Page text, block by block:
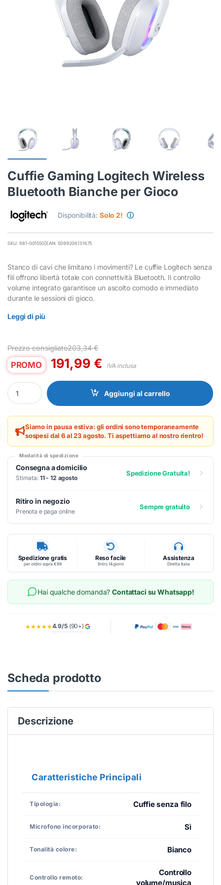
Cuffie Gaming Logitech Wireless
Bluetooth Bianche per Gioco
Disponibilità: Solo 2! ⓘ
SKU: 981-001550| EAN: 5099206131675
Stanco di cavi che limitano i movimenti? Le cuffie Logitech senza
fili offrono libertà totale con connettività Bluetooth. Il controllo
volume integrato garantisce un ascolto comodo e immediato
durante le sessioni di gioco.
Leggi di più
Prezzo consigliato203,34€
PROMO 191,99 € IVA inclusa
Cuffie Gaming Logitech Wireless Bluetooth Bianche per Gioco
Aggiungi al carrello
Siamo in pausa estiva: gli ordini sono temporaneamente
sospesi dal 6 al 23 agosto. Ti aspettiamo al nostro rientro!
Modalità di spedizione
Consegna a domicilio
Stimata: 11 - 12 agosto
Spedizione Gratuita!
Ritiro in negozio
Prenota e paga online
Sempre gratuito
Spedizione gratis
per ordini sopra €99
Reso facile
Entro 14 giorni
Assistenza
Diretta Italia
Hai qualche domanda?Contattaci su Whatsapp!
★★★★★4.9/5(90+)
Scheda prodotto
Descrizione
Caratteristiche Principali
Tipologia: Cuffie senza filo
Microfono incorporato: Sì
Tonalità colore: Bianco
Controllo remoto:
Controllo
volume/musica